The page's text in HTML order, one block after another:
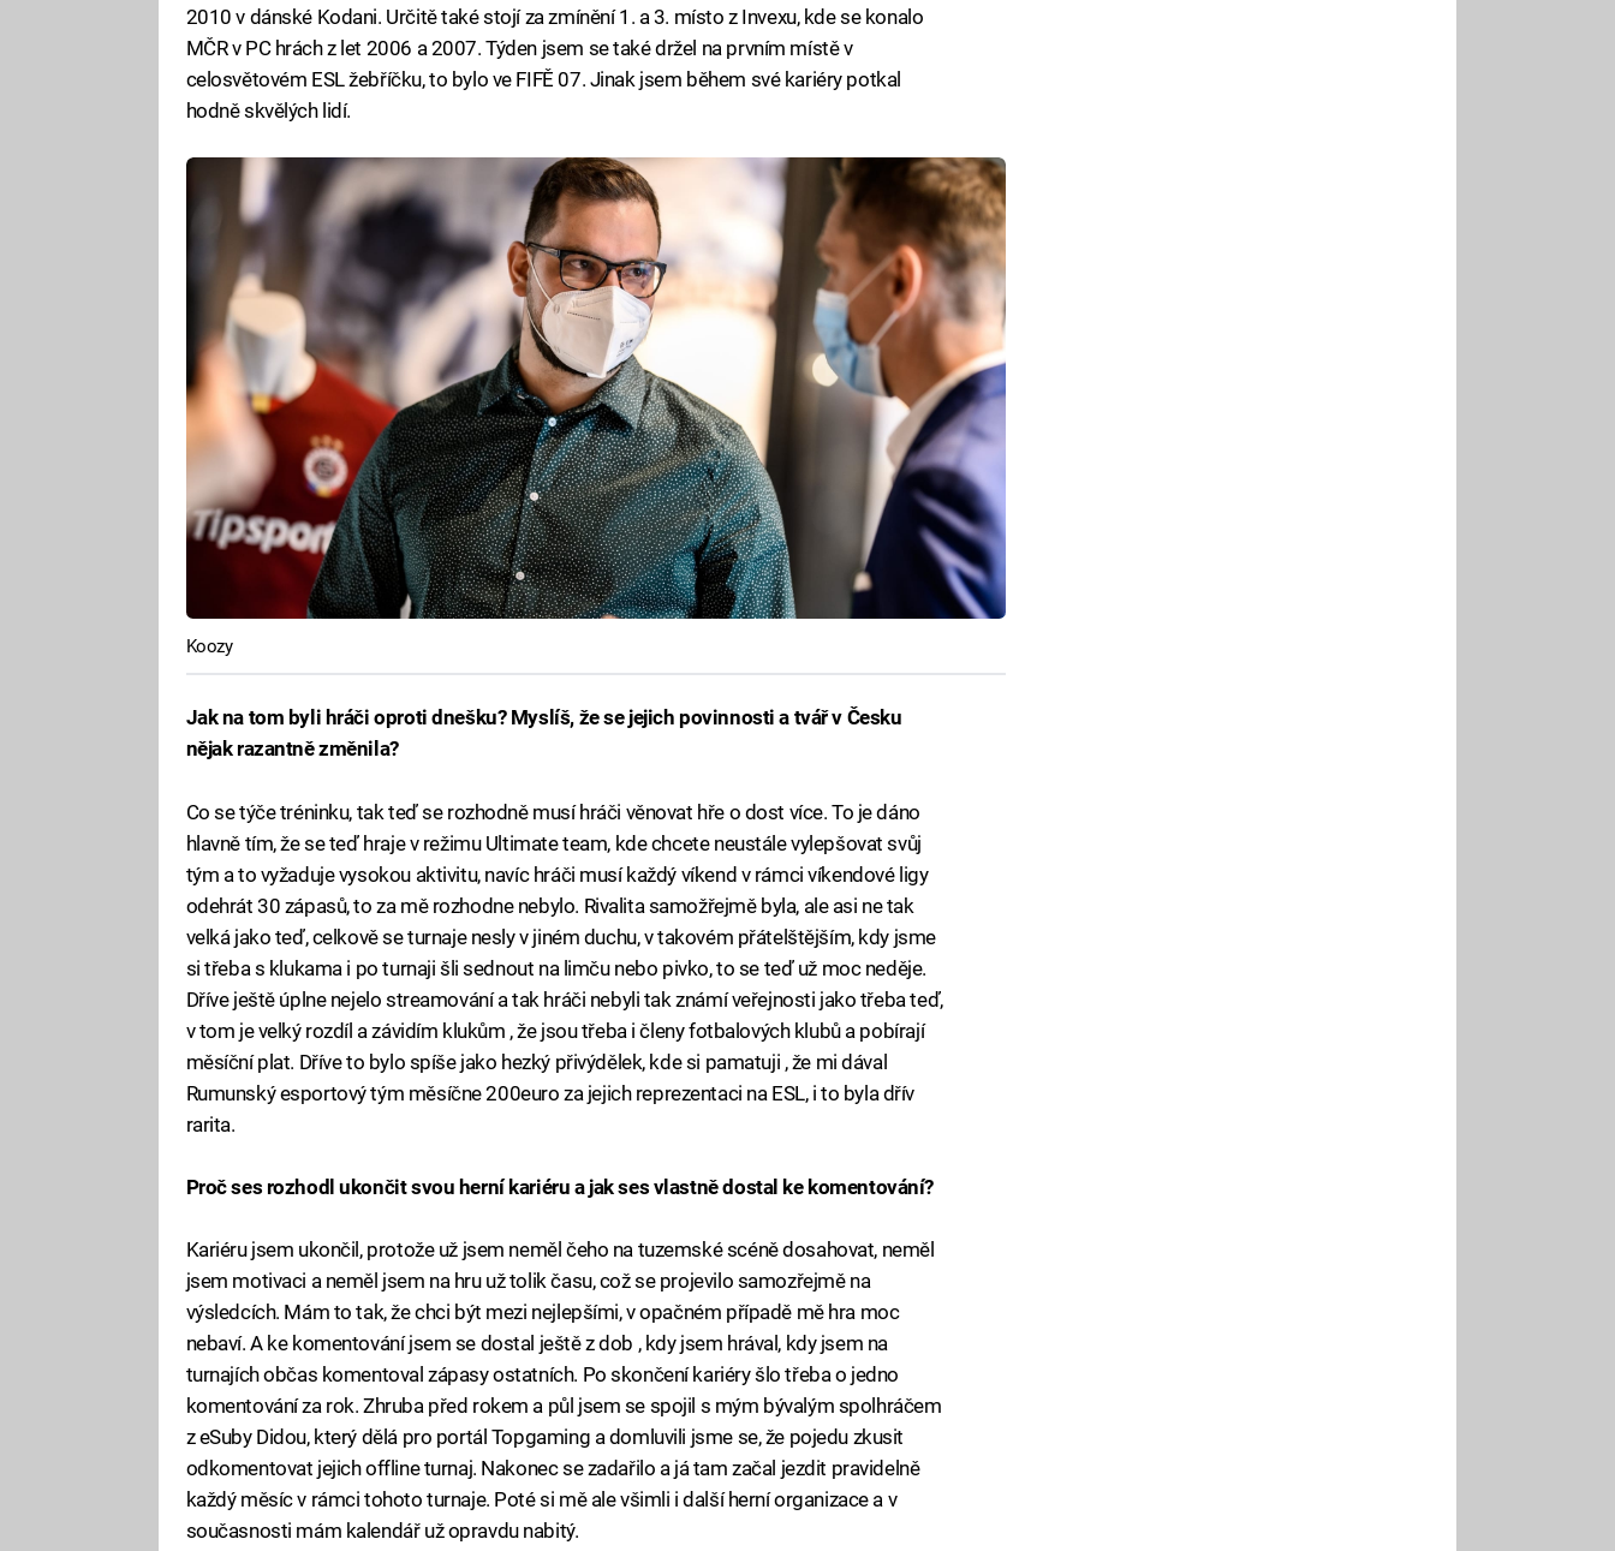
2010 v dánské Kodani. Určitě také stojí za zmínění 1. a 3. místo z Invexu, kde se konalo
MČR v PC hrách z let 2006 a 2007. Týden jsem se také držel na prvním místě v
celosvětovém ESL žebříčku, to bylo ve FIFĚ 07. Jinak jsem během své kariéry potkal
hodně skvělých lidí.
Koozy
Jak na tom byli hráči oproti dnešku? Myslíš, že se jejich povinnosti a tvář v Česku
nějak razantně změnila?
Co se týče tréninku, tak teď se rozhodně musí hráči věnovat hře o dost více. To je dáno
hlavně tím, že se teď hraje v režimu Ultimate team, kde chcete neustále vylepšovat svůj
tým a to vyžaduje vysokou aktivitu, navíc hráči musí každý víkend v rámci víkendové ligy
odehrát 30 zápasů, to za mě rozhodne nebylo. Rivalita samožřejmě byla, ale asi ne tak
velká jako teď, celkově se turnaje nesly v jiném duchu, v takovém přátelštějším, kdy jsme
si třeba s klukama i po turnaji šli sednout na limču nebo pivko, to se teď už moc neděje.
Dříve ještě úplne nejelo streamování a tak hráči nebyli tak známí veřejnosti jako třeba teď,
v tom je velký rozdíl a závidím klukům , že jsou třeba i členy fotbalových klubů a pobírají
měsíční plat. Dříve to bylo spíše jako hezký přivýdělek, kde si pamatuji , že mi dával
Rumunský esportový tým měsíčne 200euro za jejich reprezentaci na ESL, i to byla dřív
rarita.
Proč ses rozhodl ukončit svou herní kariéru a jak ses vlastně dostal ke komentování?
Kariéru jsem ukončil, protože už jsem neměl čeho na tuzemské scéně dosahovat, neměl
jsem motivaci a neměl jsem na hru už tolik času, což se projevilo samozřejmě na
výsledcích. Mám to tak, že chci být mezi nejlepšími, v opačném případě mě hra moc
nebaví. A ke komentování jsem se dostal ještě z dob , kdy jsem hrával, kdy jsem na
turnajích občas komentoval zápasy ostatních. Po skončení kariéry šlo třeba o jedno
komentování za rok. Zhruba před rokem a půl jsem se spojil s mým bývalým spolhráčem
z eSuby Didou, který dělá pro portál Topgaming a domluvili jsme se, že pojedu zkusit
odkomentovat jejich offline turnaj. Nakonec se zadařilo a já tam začal jezdit pravidelně
každý měsíc v rámci tohoto turnaje. Poté si mě ale všimli i další herní organizace a v
současnosti mám kalendář už opravdu nabitý.